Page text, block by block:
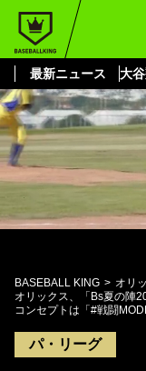
最新ニュース 大
BASEBALL KING
オリ
オリックス、「Bs夏の陣
コンセプトは「#戦闘
パ・リーグ